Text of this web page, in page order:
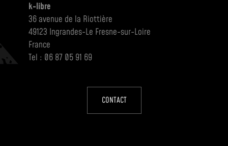
k-libre
36 avenue de la Riottière
49123 Ingrandes-Le Fresne-sur-Loire
France
Tel : 06 87 05 91 69
CONTACT